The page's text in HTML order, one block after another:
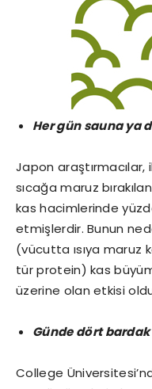
Her gün sauna ya
Japon
sıcağa maruz
kas hacimlerinde
etmişlerdir. Bunun
(vücutta ısıya maruz
tür protein) kas
üzerine olan etkisi
Günde dört
College